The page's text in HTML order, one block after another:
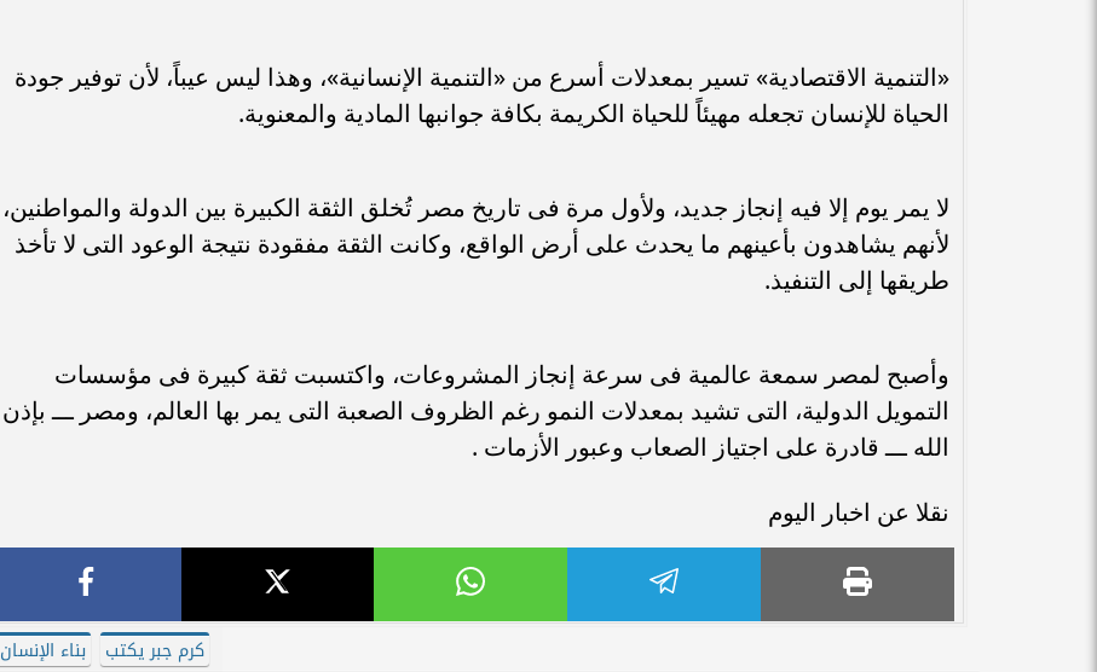
«التنمية الاقتصادية» تسير بمعدلات أسرع من «التنمية الإنسانية»، وهذا ليس عيباً، لأن توفير جودة
الحياة للإنسان تجعله مهيئاً للحياة الكريمة بكافة جوانبها المادية والمعنوية.
لا يمر يوم إلا فيه إنجاز جديد، ولأول مرة فى تاريخ مصر تُخلق الثقة الكبيرة بين الدولة والمواطنين،
لأنهم يشاهدون بأعينهم ما يحدث على أرض الواقع، وكانت الثقة مفقودة نتيجة الوعود التى لا تأخذ
طريقها إلى التنفيذ.
وأصبح لمصر سمعة عالمية فى سرعة إنجاز المشروعات، واكتسبت ثقة كبيرة فى مؤسسات
التمويل الدولية، التى تشيد بمعدلات النمو رغم الظروف الصعبة التى يمر بها العالم، ومصر ـــ بإذن
الله ـــ قادرة على اجتياز الصعاب وعبور الأزمات .
نقلا عن اخبار اليوم
كرم جبر يكتب بناء الإنسان